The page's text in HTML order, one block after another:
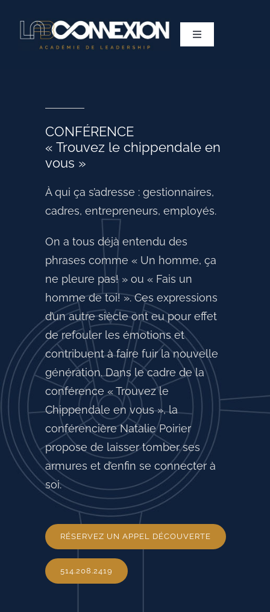
Toggle
À PROPOS
CONTACT
CONFÉRENCE
« Trouvez le chippendale en
vous »
À qui ça s’adresse : gestionnaires,
cadres, entrepreneurs, employés.
On a tous déjà entendu des
phrases comme « Un homme, ça
ne pleure pas! » ou « Fais un
homme de toi! ». Ces expressions
d’un autre siècle ont eu pour effet
de refouler les émotions et
contribuent à faire fuir la nouvelle
génération. Dans le cadre de la
conférence « Trouvez le
Chippendale en vous », la
conférencière Natalie Poirier
propose de laisser tomber ses
armures et d’enfin se connecter à
soi.
RÉSERVEZ UN APPEL DÉCOUVERTE
514.208.2419